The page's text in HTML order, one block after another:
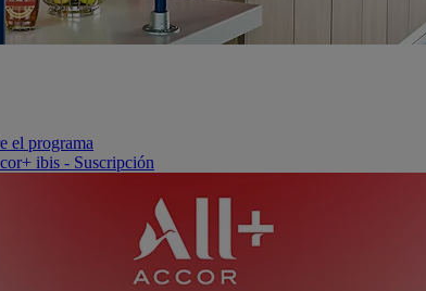
el programa
ibis - Suscripción